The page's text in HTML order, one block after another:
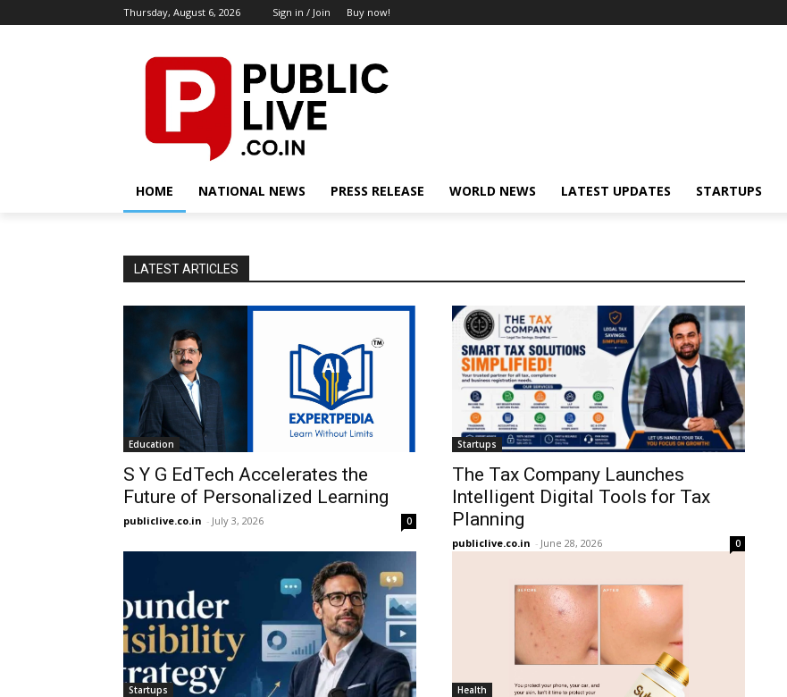
Thursday, August 6, 2026 Sign in / Join Buy now!
HOME NATIONAL NEWS PRESS RELEASE WORLD NEWS LATEST UPDATES STARTUPS
LATEST ARTICLES
Education
S Y G EdTech Accelerates the
Future of Personalized Learning
publiclive.co.in - July 3, 2026 0
Startups
The Tax Company Launches
Intelligent Digital Tools for Tax
Planning
publiclive.co.in - June 28, 2026 0
Startups Health